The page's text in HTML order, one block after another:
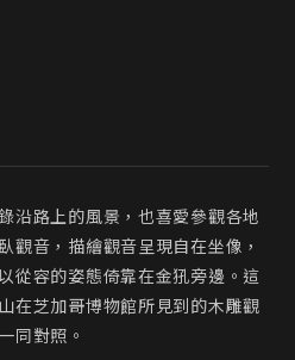
沿路上的風景，也喜愛參觀各地
觀音，描繪觀音呈現自在坐像，
從容的姿態倚靠在金犼旁邊。這
在芝加哥博物館所見到的木雕觀
同對照。